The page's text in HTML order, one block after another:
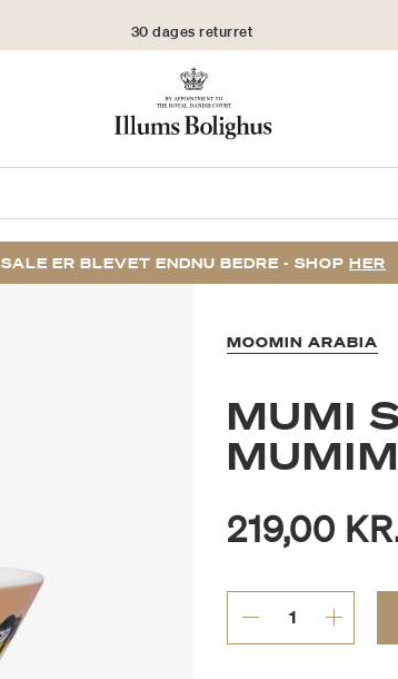
30 dages returret
SALE ER BLEVET ENDNU BEDRE - SHOP HER
MOOMIN ARABIA
MUMI
219,00